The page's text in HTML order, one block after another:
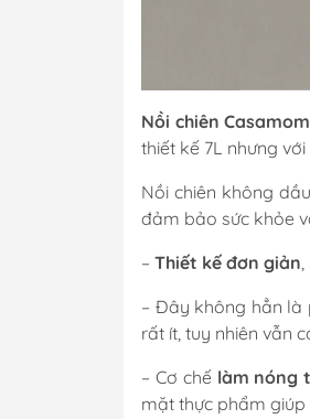
Nồi chiên Casamom
thiết kế 7L nhưng
Nồi chiên không
đảm bảo sức khỏe
– Thiết kế đơn giản
– Đây không hẳn là
rất ít, tuy nhiên vẫn
– Cơ chế làm nóng
mặt thực phẩm